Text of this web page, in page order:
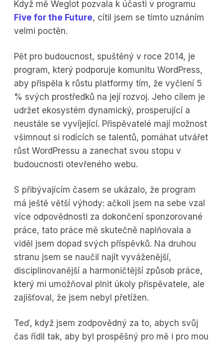
Když mě Weglot pozvala k účasti v programu
Five for the Future, cítil jsem se tímto uznáním
velmi poctěn.
Pět pro budoucnost, spuštěný v roce 2014, je
program, který podporuje komunitu WordPress,
aby přispěla k růstu platformy tím, že vyčlení 5
% svých prostředků na její rozvoj. Jeho cílem je
udržet ekosystém dynamický, prosperující a
neustále se vyvíjející. Přispěvatelé mají možnost
všimnout si rodících se talentů, pomáhat utvářet
růst WordPressu a zanechat svou stopu v
budoucnosti otevřeného webu.
S přibývajícím časem se ukázalo, že program
má ještě větší výhody: ačkoli jsem na sebe vzal
více odpovědnosti za dokončení sponzorované
práce, tato práce mě skutečně naplňovala a
viděl jsem dopad svých příspěvků. Na druhou
stranu jsem se naučil najít vyváženější,
disciplinovanější a harmoničtější způsob práce,
který mi umožňoval plnit úkoly přispěvatele, ale
zajišťoval, že jsem nebyl přetížen.
Teď, když jsem zodpovědný za to, abych svůj
čas řídil tak, aby byl prospěšný pro mě i pro mou